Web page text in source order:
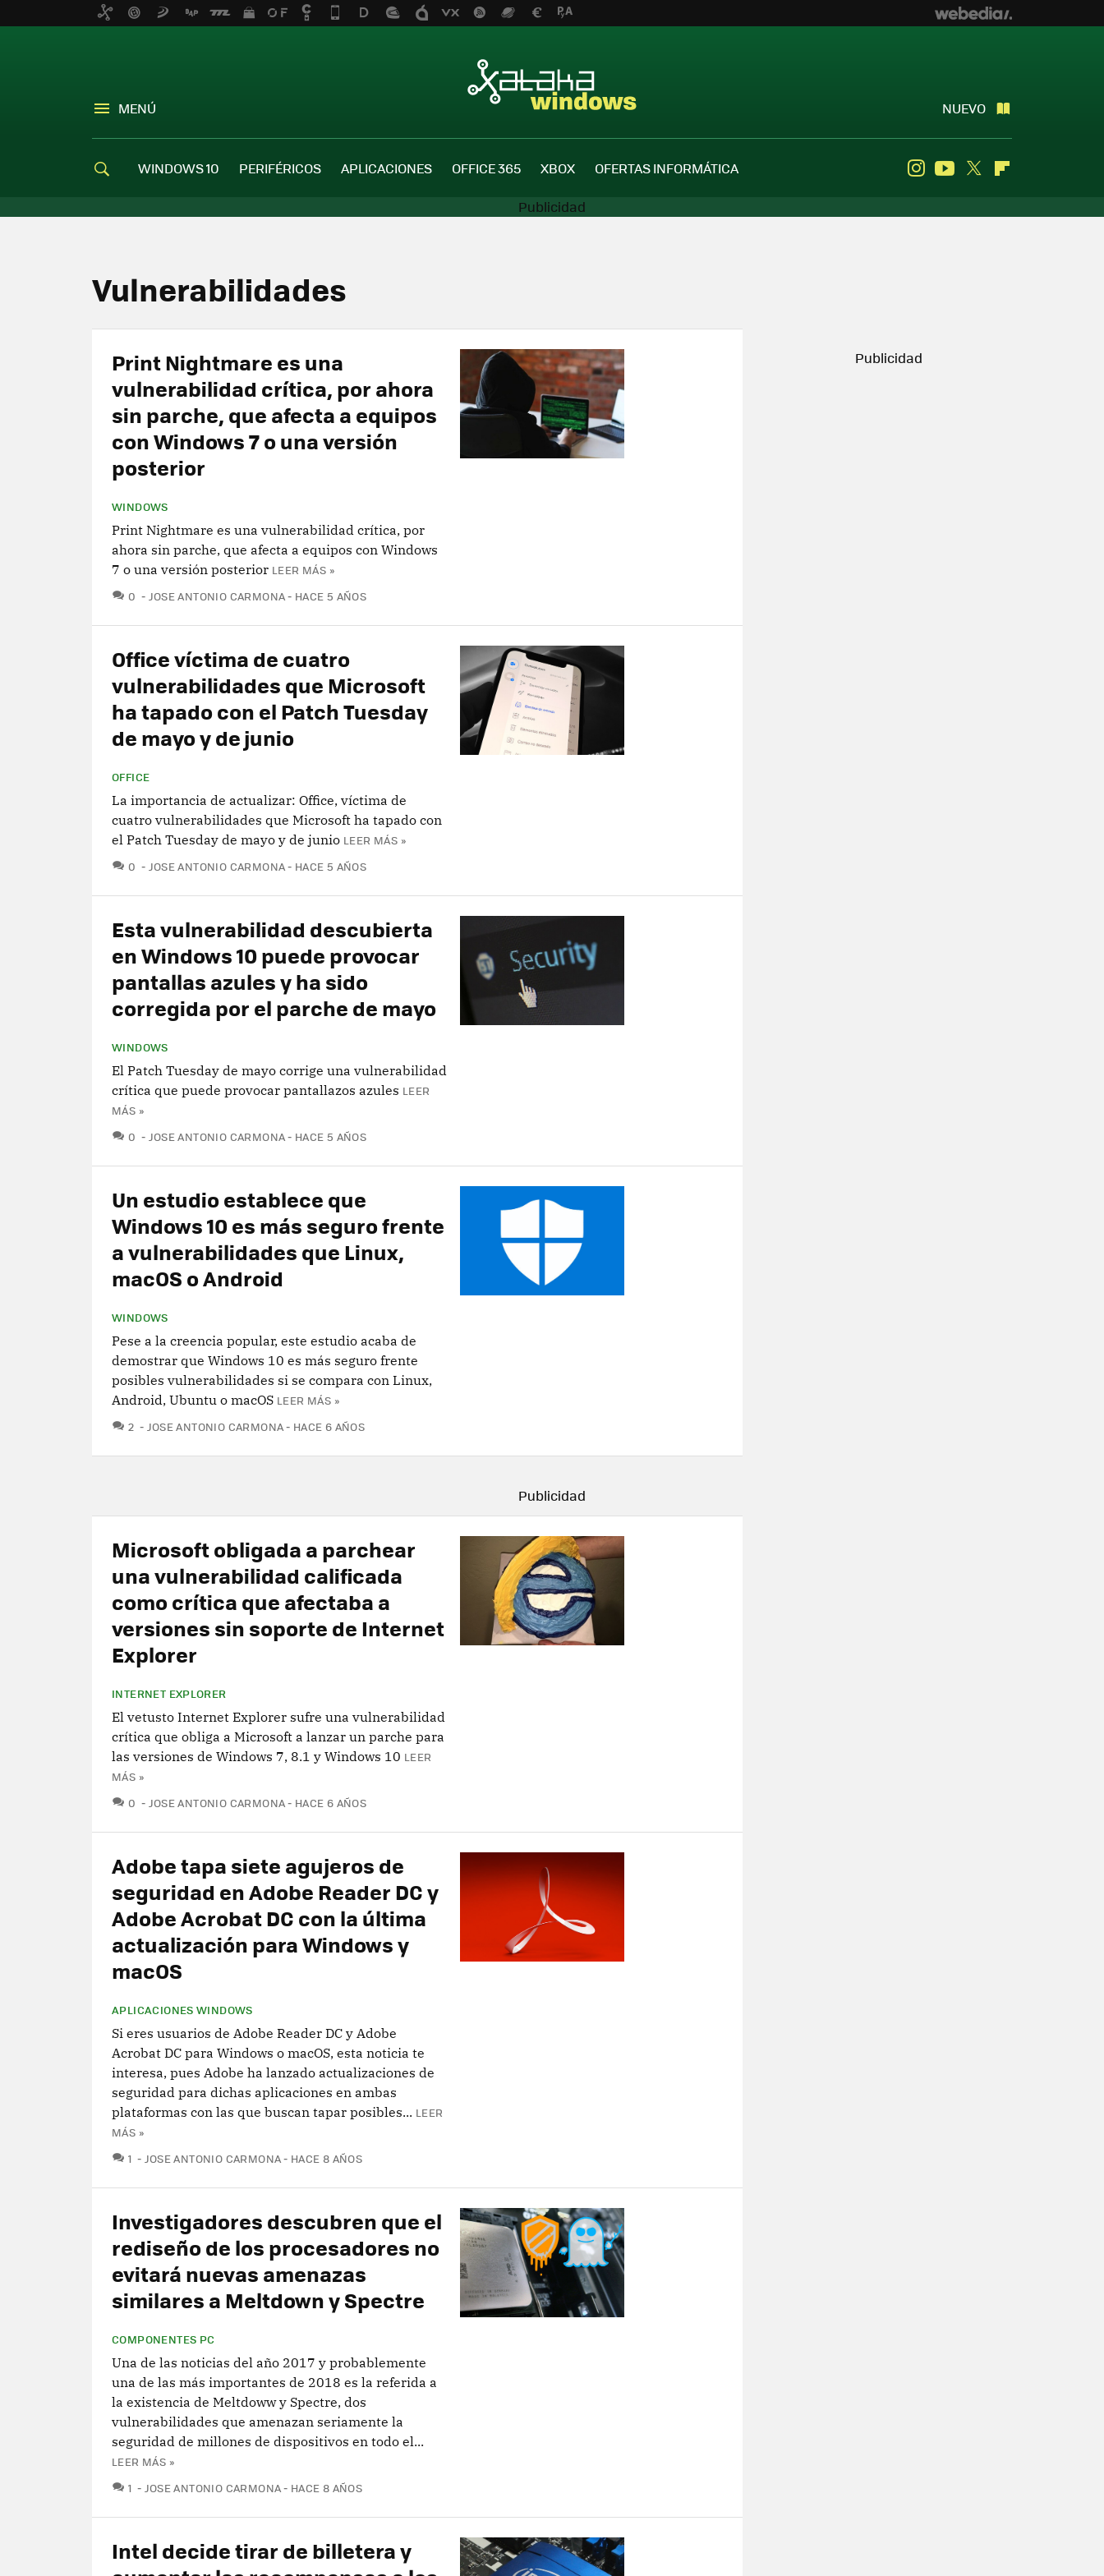
MENÚ NUEVO
WINDOWS 10 PERIFÉRICOS APLICACIONES OFFICE 365 XBOX OFERTAS INFORMÁTICA InstagramYoutube
Twitter
Vulnerabilidades
Print Nightmare es una
vulnerabilidad crítica, por ahora
sin parche, que afecta a equipos
con Windows 7 o una versión
posterior
WINDOWS
Print Nightmare es una vulnerabilidad crítica, por
ahora sin parche, que afecta a equipos con Windows
7 o una versión posterior LEER MÁS »
0 COMENTARIOS
JOSE ANTONIO CARMONA HACE 5 AÑOS
Office víctima de cuatro
vulnerabilidades que Microsoft
ha tapado con el Patch Tuesday
de mayo y de junio
OFFICE
La importancia de actualizar: Office, víctima de
cuatro vulnerabilidades que Microsoft ha tapado con
el Patch Tuesday de mayo y de junio LEER MÁS »
0 COMENTARIOS
JOSE ANTONIO CARMONA HACE 5 AÑOS
Esta vulnerabilidad descubierta
en Windows 10 puede provocar
pantallas azules y ha sido
corregida por el parche de mayo
WINDOWS
El Patch Tuesday de mayo corrige una vulnerabilidad
crítica que puede provocar pantallazos azules LEER
MÁS »
0 COMENTARIOS
JOSE ANTONIO CARMONA HACE 5 AÑOS
Un estudio establece que
Windows 10 es más seguro frente
a vulnerabilidades que Linux,
macOS o Android
WINDOWS
Pese a la creencia popular, este estudio acaba de
demostrar que Windows 10 es más seguro frente
posibles vulnerabilidades si se compara con Linux,
Android, Ubuntu o macOS LEER MÁS »
2 COMENTARIOS
JOSE ANTONIO CARMONA HACE 6 AÑOS
Microsoft obligada a parchear
una vulnerabilidad calificada
como crítica que afectaba a
versiones sin soporte de Internet
Explorer
INTERNET EXPLORER
El vetusto Internet Explorer sufre una vulnerabilidad
crítica que obliga a Microsoft a lanzar un parche para
las versiones de Windows 7, 8.1 y Windows 10 LEER
MÁS »
0 COMENTARIOS
JOSE ANTONIO CARMONA HACE 6 AÑOS
Adobe tapa siete agujeros de
seguridad en Adobe Reader DC y
Adobe Acrobat DC con la última
actualización para Windows y
macOS
APLICACIONES WINDOWS
Si eres usuarios de Adobe Reader DC y Adobe
Acrobat DC para Windows o macOS, esta noticia te
interesa, pues Adobe ha lanzado actualizaciones de
seguridad para dichas aplicaciones en ambas
plataformas con las que buscan tapar posibles... LEER
MÁS »
1 COMENTARIOS
JOSE ANTONIO CARMONA HACE 8 AÑOS
Investigadores descubren que el
rediseño de los procesadores no
evitará nuevas amenazas
similares a Meltdown y Spectre
COMPONENTES PC
Una de las noticias del año 2017 y probablemente
una de las más importantes de 2018 es la referida a
la existencia de Meltdoww y Spectre, dos
vulnerabilidades que amenazan seriamente la
seguridad de millones de dispositivos en todo el...
LEER MÁS »
1 COMENTARIOS
JOSE ANTONIO CARMONA HACE 8 AÑOS
Intel decide tirar de billetera y